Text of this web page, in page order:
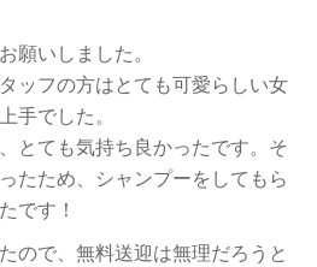
願いしました。
ッフの方はとても可愛らしい女
手でした。
とても気持ち良かったです。そ
たため、シャンプーをしてもら
です！
ので、無料送迎は無理だろうと